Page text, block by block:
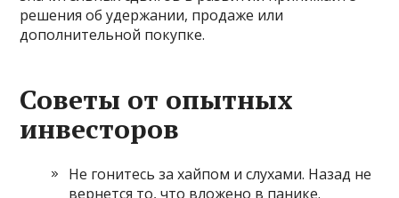
решения об удержании, продаже или
дополнительной покупке.
Советы от опытных
инвесторов
Не гонитесь за хайпом и слухами. Назад не
вернется то, что вложено в панике.